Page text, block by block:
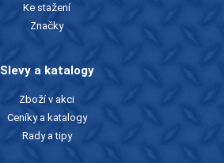
Ke stažení
Značky
Slevy a katalogy
Zboží v akci
Ceníky a katalogy
Rady a tipy